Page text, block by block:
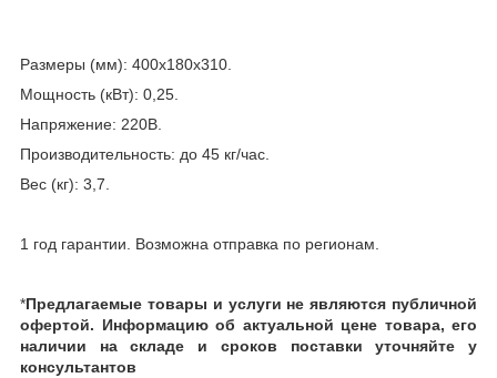
Размеры (мм): 400х180х310.
Мощность (кВт): 0,25.
Напряжение: 220В.
Производительность: до 45 кг/час.
Вес (кг): 3,7.
1 год гарантии. Возможна отправка по регионам.
*Предлагаемые товары и услуги не являются публичной
офертой. Информацию об актуальной цене товара, его
наличии на складе и сроков поставки уточняйте у
консультантов